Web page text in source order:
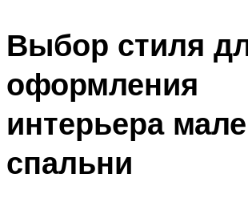
Выбор стиля
оформления
интерьера
спальни